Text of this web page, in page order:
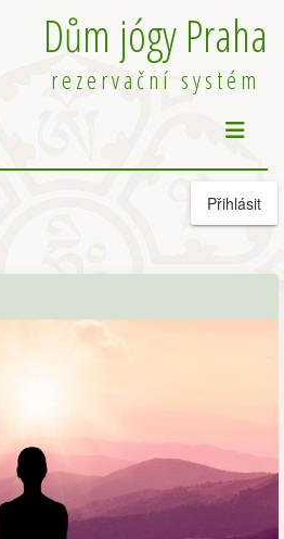
Dům jógy Praha
rezervační systém
Přihlásit